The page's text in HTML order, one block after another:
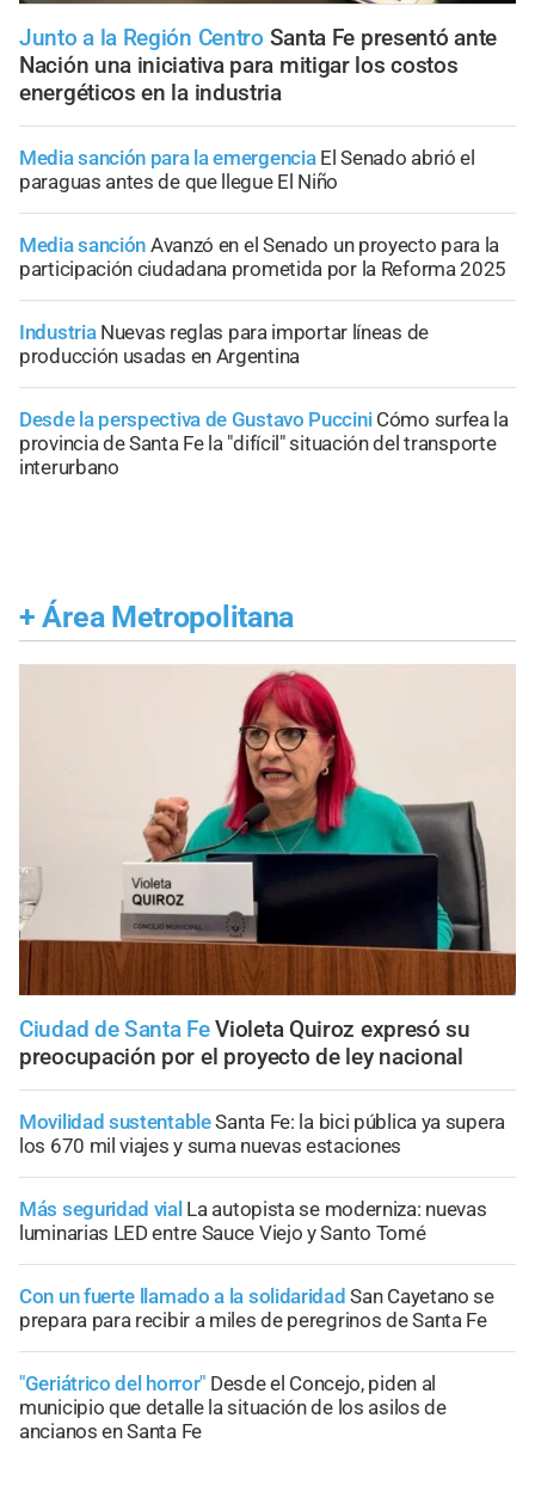
Junto a la Región Centro Santa Fe presentó ante
Nación una iniciativa para mitigar los costos
energéticos en la industria
Media sanción para la emergencia El Senado abrió el
paraguas antes de que llegue El Niño
Media sanción Avanzó en el Senado un proyecto para la
participación ciudadana prometida por la Reforma 2025
Industria Nuevas reglas para importar líneas de
producción usadas en Argentina
Desde la perspectiva de Gustavo Puccini Cómo surfea la
provincia de Santa Fe la "difícil" situación del transporte
interurbano
+ Área Metropolitana
Ciudad de Santa Fe Violeta Quiroz expresó su
preocupación por el proyecto de ley nacional
Movilidad sustentableSanta Fe: la bici pública ya supera
los 670 mil viajes y suma nuevas estaciones
Más seguridad vial La autopista se moderniza: nuevas
luminarias LED entre Sauce Viejo y Santo Tomé
Con un fuerte llamado a la solidaridad San Cayetano se
prepara para recibir a miles de peregrinos de Santa Fe
"Geriátrico del horror" Desde el Concejo, piden al
municipio que detalle la situación de los asilos de
ancianos en Santa Fe